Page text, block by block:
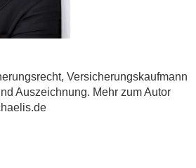
Versicherungskaufmann
Auszeichnung. Mehr zum Autor